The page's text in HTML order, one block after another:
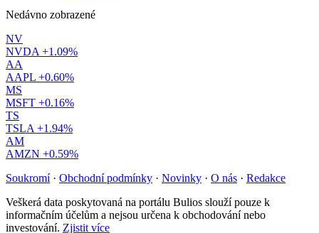
Nedávno zobrazené
NV
NVDA +1.09%
AA
AAPL +0.60%
MS
MSFT +0.16%
TS
TSLA +1.94%
AM
AMZN +0.59%
Soukromí · Obchodní podmínky · Novinky · O nás · Redakce
Veškerá data poskytovaná na portálu Bulios slouží pouze k
informačním účelům a nejsou určena k obchodování nebo
investování. Zjistit více